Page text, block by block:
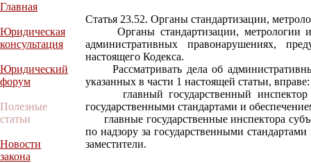
Главная
Юридическая
консультация
Юридический
форум
Полезные
статьи
Новости
закона
Статья 23.52. Органы стандартизации,
Органы стандартизации, метрологии и
административных правонарушениях,
настоящего Кодекса.
Рассматривать дела об
указанных в части 1 настоящей статьи, вправе:
главный государственный инспектор
государственными стандартами и
главные государственные инспектора
по надзору за государственными
заместители.